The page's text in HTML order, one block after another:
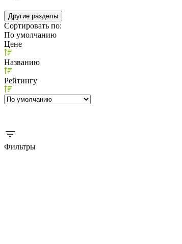
Другие разделы
Сортировать по:
По умолчанию
Цене
Названию
Рейтингу
Фильтры